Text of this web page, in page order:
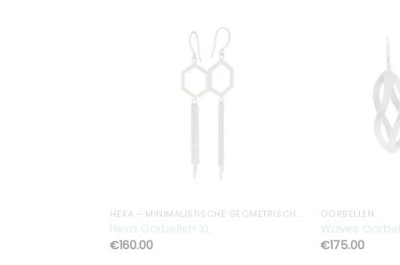
Hexa Oorbellen XL
€160.00
OORBELLEN
Waves
€175.00